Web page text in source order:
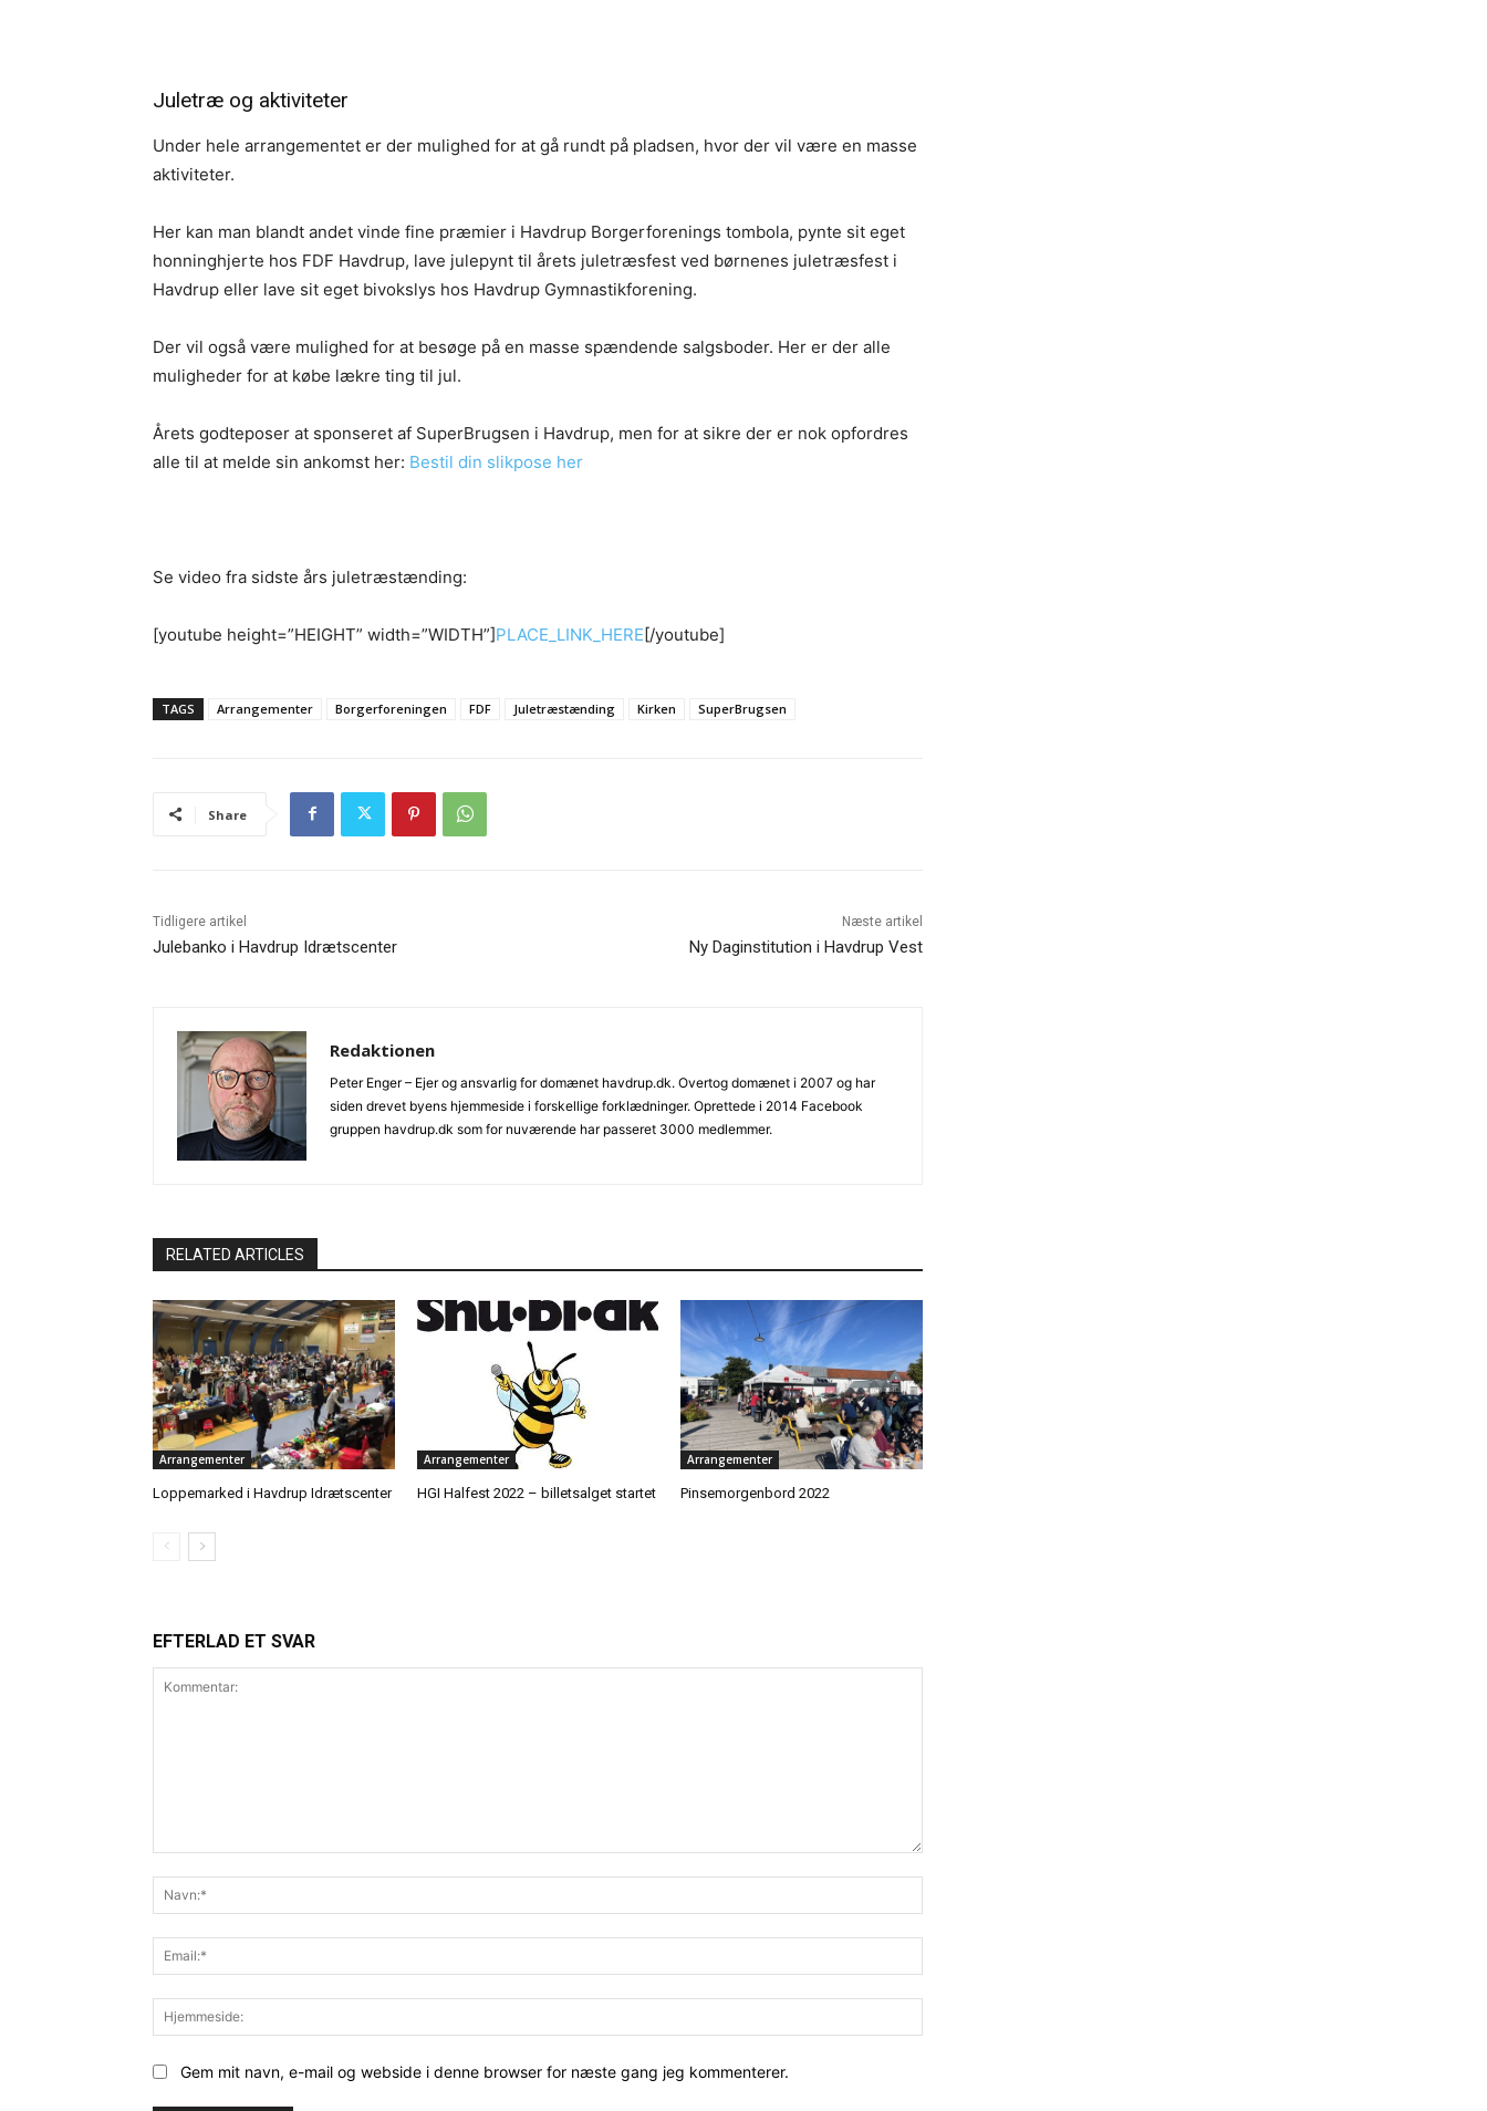
Juletræ og aktiviteter
Under hele arrangementet er der mulighed for at gå rundt på pladsen, hvor der vil være en masse
aktiviteter.
Her kan man blandt andet vinde fine præmier i Havdrup Borgerforenings tombola, pynte sit eget
honninghjerte hos FDF Havdrup, lave julepynt til årets juletræsfest ved børnenes juletræsfest i
Havdrup eller lave sit eget bivokslys hos Havdrup Gymnastikforening.
Der vil også være mulighed for at besøge på en masse spændende salgsboder. Her er der alle
muligheder for at købe lækre ting til jul.
Årets godteposer at sponseret af SuperBrugsen i Havdrup, men for at sikre der er nok opfordres
alle til at melde sin ankomst her: Bestil din slikpose her
Se video fra sidste års juletræstænding:
[youtube height=”HEIGHT” width=”WIDTH”]PLACE_LINK_HERE[/youtube]
TAGS Arrangementer Borgerforeningen FDF Juletræstænding Kirken SuperBrugsen
Share
Tidligere artikel
Julebanko i Havdrup Idrætscenter
Næste artikel
Ny Daginstitution i Havdrup Vest
Redaktionen
Peter Enger – Ejer og ansvarlig for domænet havdrup.dk. Overtog domænet i 2007 og har
siden drevet byens hjemmeside i forskellige forklædninger. Oprettede i 2014 Facebook
gruppen havdrup.dk som for nuværende har passeret 3000 medlemmer.
RELATED ARTICLES
Arrangementer
Loppemarked i Havdrup Idrætscenter
Arrangementer
HGI Halfest 2022 – billetsalget startet
Arrangementer
Pinsemorgenbord 2022
EFTERLAD ET SVAR
Gem mit navn, e-mail og webside i denne browser for næste gang jeg kommenterer.